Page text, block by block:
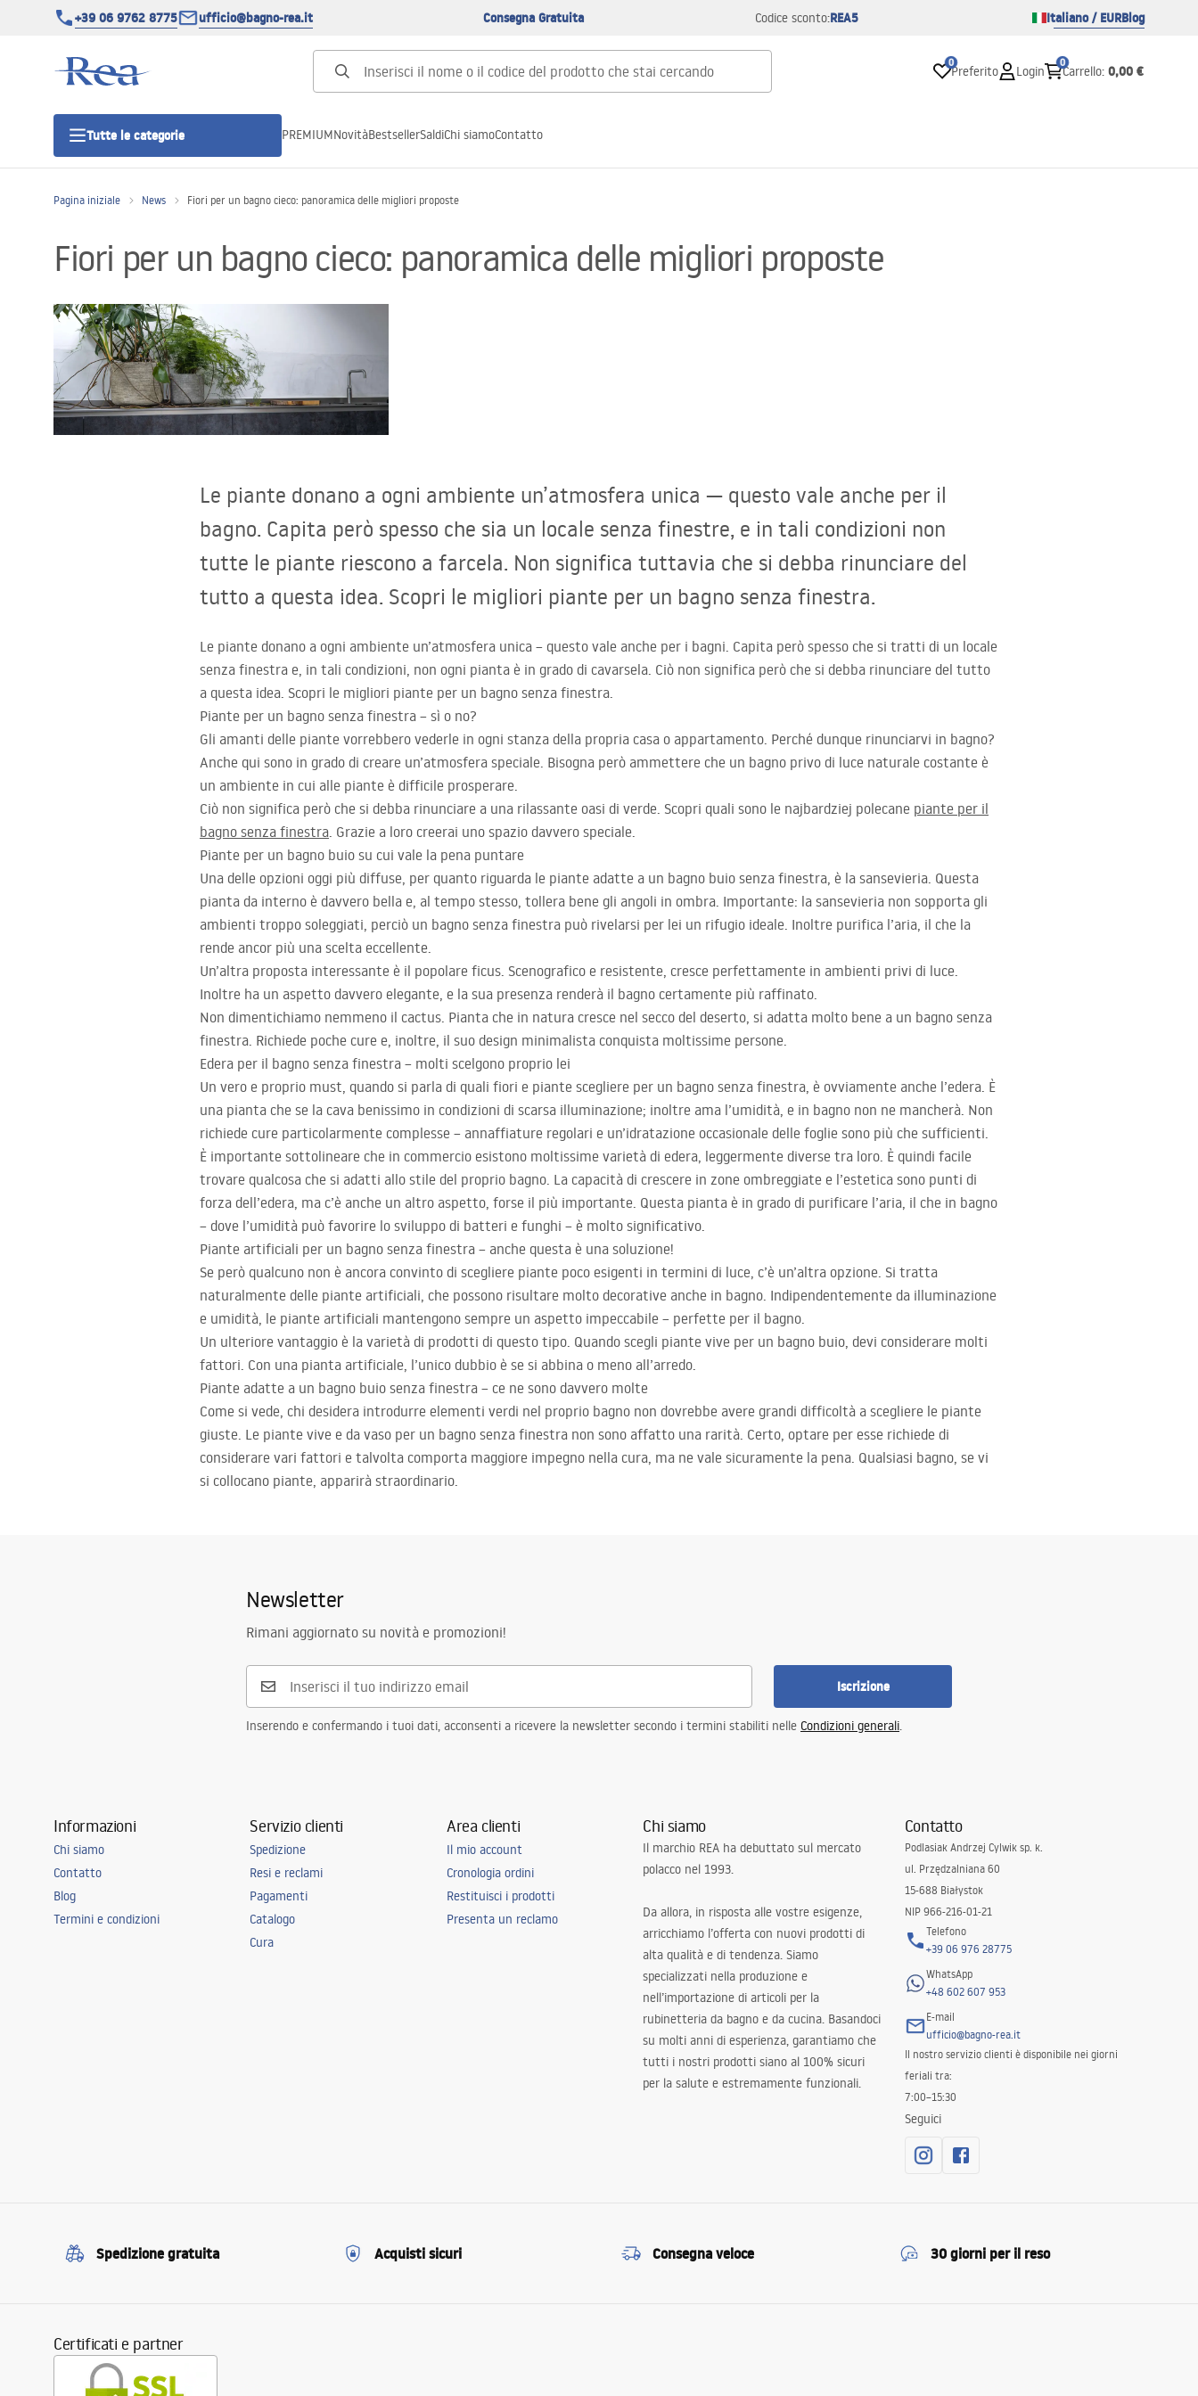
+39 06 9762 8775 ufficio@bagno-rea.it Consegna Gratuita Codice sconto:REA5 Italiano / EURBlog
0
Preferito Login
0
Carrello: 0,00 €
Tutte le categorie
Porte doccia
Piatti doccia da bagno
Canaline di scarico
Set di vaso WC e bidet
Vasche da bagno e schermi vasca
Rubinetti da bagno
Accessori e mobili da bagno
PREMIUMNovitàBestsellerSaldiChi siamoContatto
Pagina iniziale News Fiori per un bagno cieco: panoramica delle migliori proposte
Fiori per un bagno cieco: panoramica delle migliori proposte
Le piante donano a ogni ambiente un’atmosfera unica — questo vale anche per il
bagno. Capita però spesso che sia un locale senza finestre, e in tali condizioni non
tutte le piante riescono a farcela. Non significa tuttavia che si debba rinunciare del
tutto a questa idea. Scopri le migliori piante per un bagno senza finestra.
Le piante donano a ogni ambiente un’atmosfera unica – questo vale anche per i bagni. Capita però spesso che si tratti di un locale
senza finestra e, in tali condizioni, non ogni pianta è in grado di cavarsela. Ciò non significa però che si debba rinunciare del tutto
a questa idea. Scopri le migliori piante per un bagno senza finestra.
Piante per un bagno senza finestra – sì o no?
Gli amanti delle piante vorrebbero vederle in ogni stanza della propria casa o appartamento. Perché dunque rinunciarvi in bagno?
Anche qui sono in grado di creare un’atmosfera speciale. Bisogna però ammettere che un bagno privo di luce naturale costante è
un ambiente in cui alle piante è difficile prosperare.
Ciò non significa però che si debba rinunciare a una rilassante oasi di verde. Scopri quali sono le najbardziej polecane piante per il
bagno senza finestra. Grazie a loro creerai uno spazio davvero speciale.
Piante per un bagno buio su cui vale la pena puntare
Una delle opzioni oggi più diffuse, per quanto riguarda le piante adatte a un bagno buio senza finestra, è la sansevieria. Questa
pianta da interno è davvero bella e, al tempo stesso, tollera bene gli angoli in ombra. Importante: la sansevieria non sopporta gli
ambienti troppo soleggiati, perciò un bagno senza finestra può rivelarsi per lei un rifugio ideale. Inoltre purifica l’aria, il che la
rende ancor più una scelta eccellente.
Un’altra proposta interessante è il popolare ficus. Scenografico e resistente, cresce perfettamente in ambienti privi di luce.
Inoltre ha un aspetto davvero elegante, e la sua presenza renderà il bagno certamente più raffinato.
Non dimentichiamo nemmeno il cactus. Pianta che in natura cresce nel secco del deserto, si adatta molto bene a un bagno senza
finestra. Richiede poche cure e, inoltre, il suo design minimalista conquista moltissime persone.
Edera per il bagno senza finestra – molti scelgono proprio lei
Un vero e proprio must, quando si parla di quali fiori e piante scegliere per un bagno senza finestra, è ovviamente anche l’edera. È
una pianta che se la cava benissimo in condizioni di scarsa illuminazione; inoltre ama l’umidità, e in bagno non ne mancherà. Non
richiede cure particolarmente complesse – annaffiature regolari e un’idratazione occasionale delle foglie sono più che sufficienti.
È importante sottolineare che in commercio esistono moltissime varietà di edera, leggermente diverse tra loro. È quindi facile
trovare qualcosa che si adatti allo stile del proprio bagno. La capacità di crescere in zone ombreggiate e l’estetica sono punti di
forza dell’edera, ma c’è anche un altro aspetto, forse il più importante. Questa pianta è in grado di purificare l’aria, il che in bagno
– dove l’umidità può favorire lo sviluppo di batteri e funghi – è molto significativo.
Piante artificiali per un bagno senza finestra – anche questa è una soluzione!
Se però qualcuno non è ancora convinto di scegliere piante poco esigenti in termini di luce, c’è un’altra opzione. Si tratta
naturalmente delle piante artificiali, che possono risultare molto decorative anche in bagno. Indipendentemente da illuminazione
e umidità, le piante artificiali mantengono sempre un aspetto impeccabile – perfette per il bagno.
Un ulteriore vantaggio è la varietà di prodotti di questo tipo. Quando scegli piante vive per un bagno buio, devi considerare molti
fattori. Con una pianta artificiale, l’unico dubbio è se si abbina o meno all’arredo.
Piante adatte a un bagno buio senza finestra – ce ne sono davvero molte
Come si vede, chi desidera introdurre elementi verdi nel proprio bagno non dovrebbe avere grandi difficoltà a scegliere le piante
giuste. Le piante vive e da vaso per un bagno senza finestra non sono affatto una rarità. Certo, optare per esse richiede di
considerare vari fattori e talvolta comporta maggiore impegno nella cura, ma ne vale sicuramente la pena. Qualsiasi bagno, se vi
si collocano piante, apparirà straordinario.
Newsletter
Rimani aggiornato su novità e promozioni!
Iscrizione
Inserendo e confermando i tuoi dati, acconsenti a ricevere la newsletter secondo i termini stabiliti nelle Condizioni generali.
Informazioni
Chi siamo
Contatto
Blog
Termini e condizioni
Servizio clienti
Spedizione
Resi e reclami
Pagamenti
Catalogo
Cura
Area clienti
Il mio account
Cronologia ordini
Restituisci i prodotti
Presenta un reclamo
Chi siamo
Il marchio REA ha debuttato sul mercato
polacco nel 1993.
Da allora, in risposta alle vostre esigenze,
arricchiamo l’offerta con nuovi prodotti di
alta qualità e di tendenza. Siamo
specializzati nella produzione e
nell’importazione di articoli per la
rubinetteria da bagno e da cucina. Basandoci
su molti anni di esperienza, garantiamo che
tutti i nostri prodotti siano al 100% sicuri
per la salute e estremamente funzionali.
Contatto
Podlasiak Andrzej Cylwik sp. k.
ul. Przędzalniana 60
15-688 Białystok
NIP 966-216-01-21
Telefono
+39 06 976 28775
WhatsApp
+48 602 607 953
E-mail
ufficio@bagno-rea.it
Il nostro servizio clienti è disponibile nei giorni
feriali tra:
7:00–15:30
Seguici
Spedizione gratuita Acquisti sicuri Consegna veloce 30 giorni per il reso
Certificati e partner